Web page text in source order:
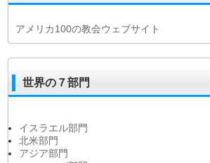
アメリカ100の教会ウェブサイト
世界の７部門
イスラエル部門
北米部門
アジア部門